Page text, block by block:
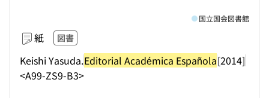
紙 図書
Keishi Yasuda.Editorial Académica Española[2014]
<A99-ZS9-B3>
国立国会図書館